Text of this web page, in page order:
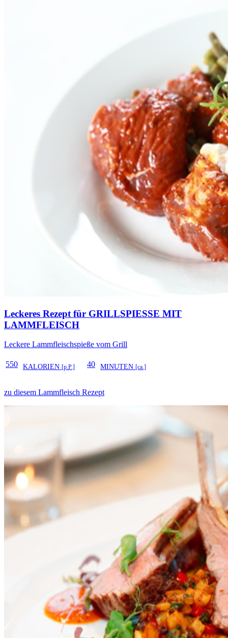
Leckeres Rezept für GRILLSPIESSE MIT L
AMMFLEISCH
Leckere Lammfleischspieße vom Grill
550 KALORIEN [p.P.] 40 MINUTEN [ca.]
zu diesem Lammfleisch Rezept